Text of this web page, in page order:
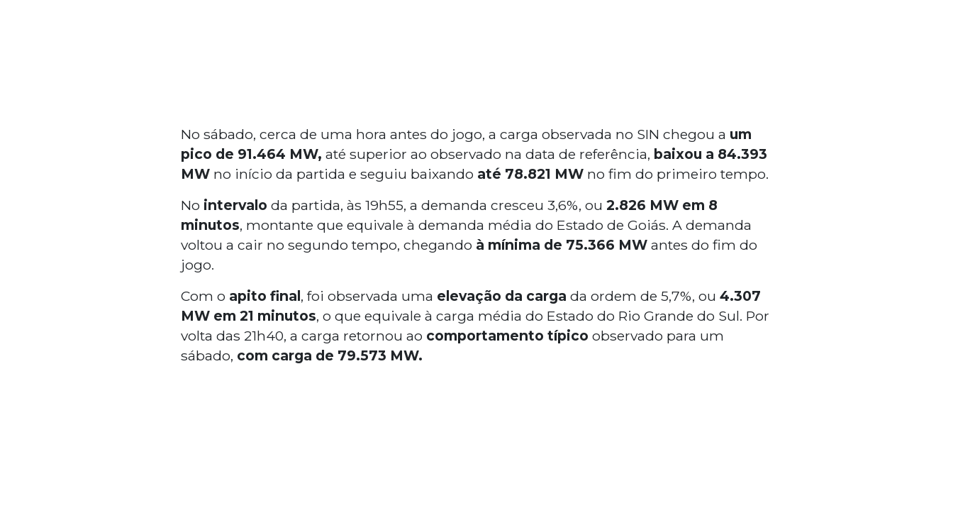
No sábado, cerca de uma hora antes do jogo, a carga observada no SIN chegou a um
pico de 91.464 MW, até superior ao observado na data de referência, baixou a 84.393
MWno início da partida e seguiu baixando até 78.821 MWno fim do primeiro tempo.
No intervalo da partida, às 19h55, a demanda cresceu 3,6%, ou 2.826 MW em 8
minutos, montante que equivale à demanda média do Estado de Goiás. A demanda
voltou a cair no segundo tempo, chegando à mínima de 75.366 MWantes do fim do
jogo.
Com o apito final, foi observada uma elevação da carga da ordem de 5,7%, ou 4.307
MW em 21 minutos, o que equivale à carga média do Estado do Rio Grande do Sul. Por
volta das 21h40, a carga retornou ao comportamento típico observado para um
sábado, com carga de 79.573 MW.